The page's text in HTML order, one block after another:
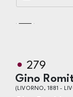
279
Gino
(LIVORNO, 1881 -